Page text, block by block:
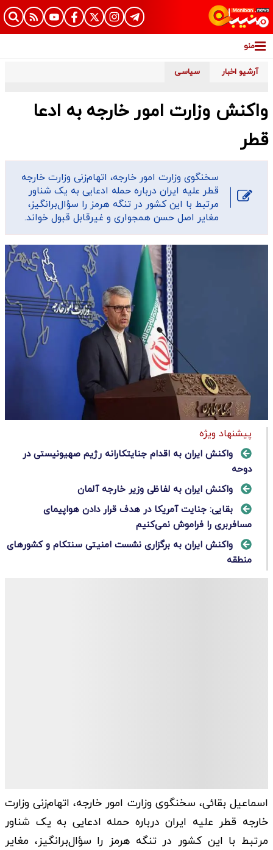
منو
آرشیو اخبار سیاسی
واکنش وزارت امور خارجه به ادعا
قطر
سخنگوی وزارت امور خارجه، اتهام‌زنی وزارت خارجه
قطر علیه ایران درباره حمله ادعایی به یک شناور
مرتبط با این کشور در تنگه هرمز را سؤال‌برانگیز،
مغایر اصل حسن همجواری و غیرقابل قبول خواند.
پیشنهاد ویژه
واکنش ایران به اقدام جنایتکارانه رژیم صهیونیستی در
دوحه
واکنش ایران به لفاظی وزیر خارجه آلمان
بقایی: جنایت آمریکا در هدف قرار دادن هواپیمای
مسافربری را فراموش نمی‌کنیم
واکنش ایران به برگزاری نشست امنیتی سنتکام و کشورهای
منطقه
اسماعیل بقائی، سخنگوی وزارت امور خارجه، اتهام‌زنی وزارت
خارجه قطر علیه ایران درباره حمله ادعایی به یک شناور
مرتبط با این کشور در تنگه هرمز را سؤال‌برانگیز، مغایر